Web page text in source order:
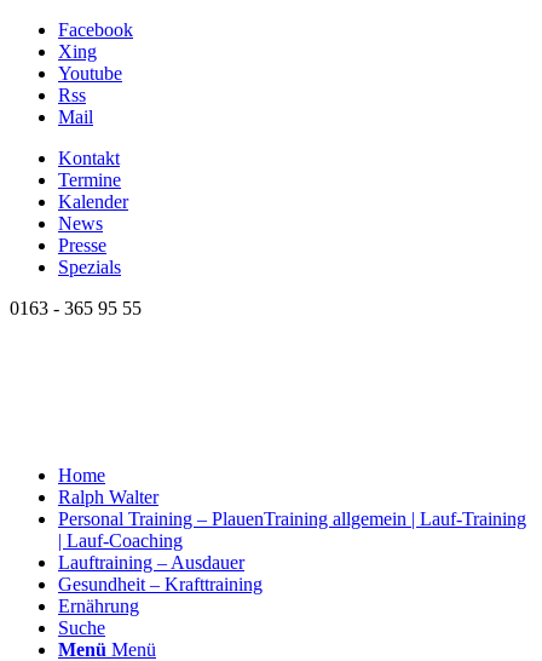
Facebook
Xing
Youtube
Rss
Mail
Kontakt
Termine
Kalender
News
Presse
Spezials
0163 - 365 95 55
Home
Ralph Walter
Personal Training – PlauenTraining allgemein | Lauf-Training
| Lauf-Coaching
Lauftraining – Ausdauer
Gesundheit – Krafttraining
Ernährung
Suche
Menü Menü